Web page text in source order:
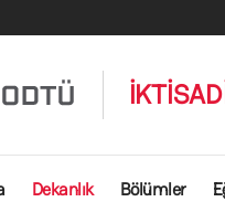
menüsü
Dekanlık Bölümler